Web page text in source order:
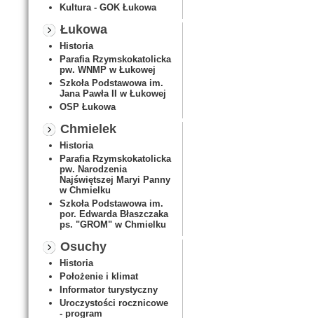
Kultura - GOK Łukowa
Łukowa
Historia
Parafia Rzymskokatolicka
pw. WNMP w Łukowej
Szkoła Podstawowa im.
Jana Pawła II w Łukowej
OSP Łukowa
Chmielek
Historia
Parafia Rzymskokatolicka
pw. Narodzenia
Najświętszej Maryi Panny
w Chmielku
Szkoła Podstawowa im.
por. Edwarda Błaszczaka
ps. "GROM" w Chmielku
Osuchy
Historia
Położenie i klimat
Informator turystyczny
Uroczystości rocznicowe
- program